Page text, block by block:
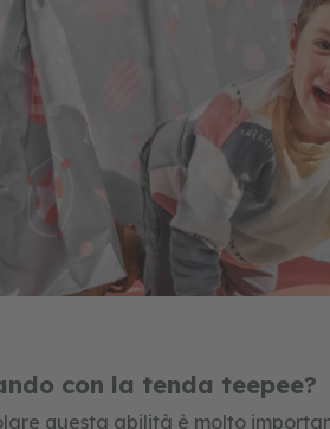
con la tenda teepee?
questa abilità è molto